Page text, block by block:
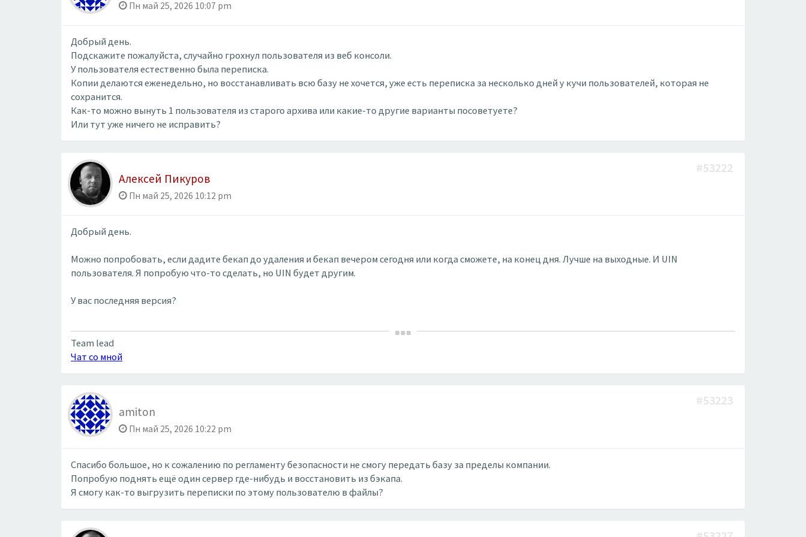
Пн май 25, 2026 10:07 pm
Добрый день.
Подскажите пожалуйста, случайно грохнул пользователя из веб консоли.
У пользователя естественно была переписка.
Копии делаются еженедельно, но восстанавливать всю базу не хочется, уже есть переписка за несколько дней у кучи пользователей, которая не
сохранится.
Как-то можно вынуть 1 пользователя из старого архива или какие-то другие варианты посоветуете?
Или тут уже ничего не исправить?
Алексей Пикуров
Пн май 25, 2026 10:12 pm
#53222
Добрый день.
Можно попробовать, если дадите бекап до удаления и бекап вечером сегодня или когда сможете, на конец дня. Лучше на выходные. И UIN
пользователя. Я попробую что-то сделать, но UIN будет другим.
У вас последняя версия?
Team lead
Чат со мной
amiton
Пн май 25, 2026 10:22 pm
#53223
Спасибо большое, но к сожалению по регламенту безопасности не смогу передать базу за пределы компании.
Попробую поднять ещё один сервер где-нибудь и восстановить из бэкапа.
Я смогу как-то выгрузить переписки по этому пользователю в файлы?